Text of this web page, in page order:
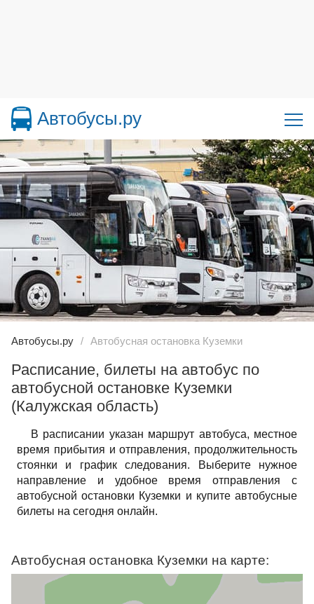
Автобусы.ру
Автобусы.ру Автобусная остановка Куземки
Расписание, билеты на автобус по
автобусной остановке Куземки
(Калужская область)
В расписании указан маршрут автобуса, местное
время прибытия и отправления, продолжительность
стоянки и график следования. Выберите нужное
направление и удобное время отправления с
автобусной остановки Куземки и купите автобусные
билеты на сегодня онлайн.
Автобусная остановка Куземки на карте: